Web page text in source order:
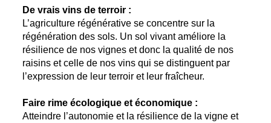
De vrais vins de terroir :
L’agriculture régénérative se concentre sur la
régénération des sols. Un sol vivant améliore la
résilience de nos vignes et donc la qualité de nos
raisins et celle de nos vins qui se distinguent par
l’expression de leur terroir et leur fraîcheur.
Faire rime écologique et économique :
Atteindre l’autonomie et la résilience de la vigne et